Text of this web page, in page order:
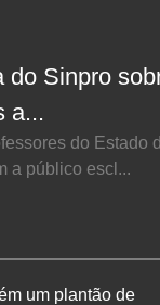
do Sinpro
a...
do Estado
a público escl...
um plantão de